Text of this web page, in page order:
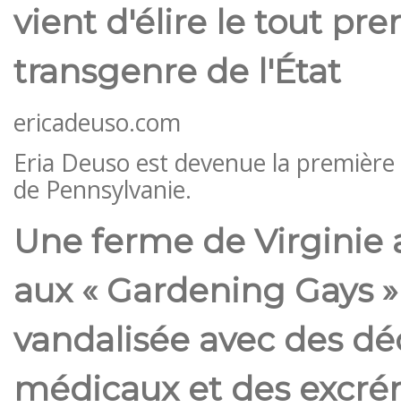
vient d'élire le tout
transgenre de l'État
ericadeuso.com
Eria Deuso est devenue la
de Pennsylvanie.
Une ferme de Virginie
aux « Gardening Gays
vandalisée avec des
médicaux et des